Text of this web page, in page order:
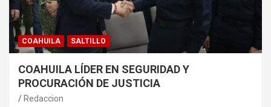
COAHUILA SALTILLO
COAHUILA LÍDER EN SEGURIDAD Y
PROCURACIÓN DE JUSTICIA
Redaccion